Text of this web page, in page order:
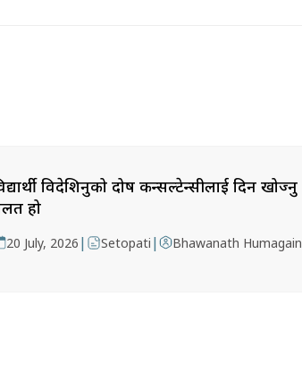
विदेशिनुको दोष कन्सल्टेन्सीलाई दिन खोज्नु
हो
20 July, 2026 | Setopati | Bhawanath Humagain